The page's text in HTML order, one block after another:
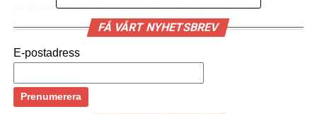
professor i statsvetenskap, till Sveriges Radio.
Jämförelsevis oroar sig 49 procent av svenskarna för en
ökad invandring. Sedan 1990-talet, då Marie Demker
flyktingmottagningen, har inställningen blivit mer
positiv.
FÅ VÅRT NYHETSBREV
E-postadress